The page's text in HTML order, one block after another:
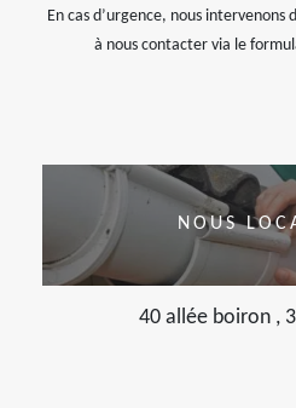
En cas d’urgence, nous intervenons
à nous contacter via le
NOUS
40 allée boiron ,